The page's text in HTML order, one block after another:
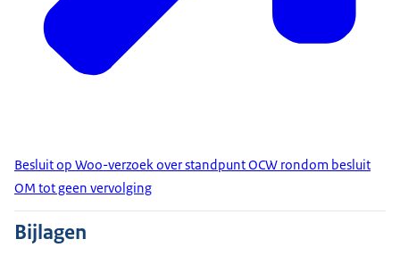
Besluit op Woo-verzoek over standpunt OCW rondom besluit
OM tot geen vervolging
Bijlagen